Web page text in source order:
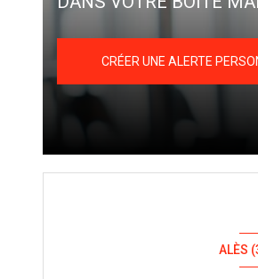
CRÉER UNE ALERTE
ALÈS